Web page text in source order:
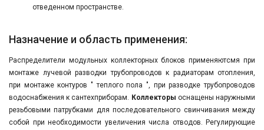
отведенном пространстве.
Назначение и область применения:
Распределители модульных коллекторных блоков применяютсмя при
монтаже лучевой разводки трубопроводов к радиаторам отопления,
при монтаже контуров " теплого пола ", при разводке трубопроводов
водоснабжения к сантехприборам. Коллекторы оснащены наружными
резьбовыми патрубками для последовательного свинчивания между
собой при необходимости увеличения числа отводов. Регулирующие